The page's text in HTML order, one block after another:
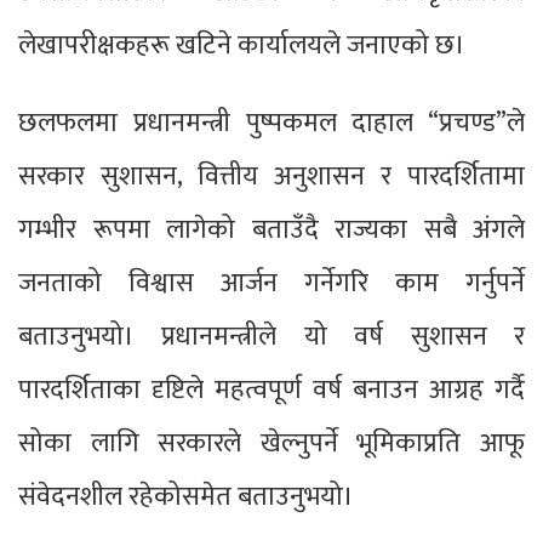
लेखापरीक्षकहरू खटिने कार्यालयले जनाएको छ।
छलफलमा प्रधानमन्त्री पुष्पकमल दाहाल “प्रचण्ड”ले
सरकार सुशासन, वित्तीय अनुशासन र पारदर्शितामा
गम्भीर रूपमा लागेको बताउँदै राज्यका सबै अंगले
जनताको विश्वास आर्जन गर्नेगरि काम गर्नुपर्ने
बताउनुभयो। प्रधानमन्त्रीले यो वर्ष सुशासन र
पारदर्शिताका दृष्टिले महत्वपूर्ण वर्ष बनाउन आग्रह गर्दै
सोका लागि सरकारले खेल्नुपर्ने भूमिकाप्रति आफू
संवेदनशील रहेकोसमेत बताउनुभयो।